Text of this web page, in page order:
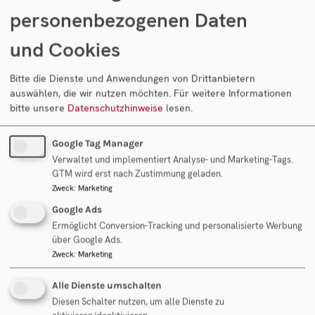
EBIT:
Rd. EUR 350 T
Umsatz
Rd. EUR 1,75 Mio.
EUR 2,9 Mio.
Transaktionsart
personenbezogenen Daten
und Cookies
Bitte die Dienste und Anwendungen von Drittanbietern
auswählen, die wir nutzen möchten. Für weitere Informationen
bitte unsere Datenschutzhinweise lesen.
Google Tag Manager
Verwaltet und implementiert Analyse- und Marketing-Tags.
GTM wird erst nach Zustimmung geladen.
Zweck: Marketing
Google Ads
Ermöglicht Conversion-Tracking und personalisierte Werbung
über Google Ads.
Zweck: Marketing
Alle Dienste umschalten
Diesen Schalter nutzen, um alle Dienste zu